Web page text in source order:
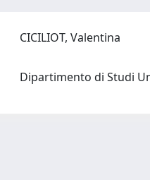
CICILIOT, Valentina
Dipartimento di Studi